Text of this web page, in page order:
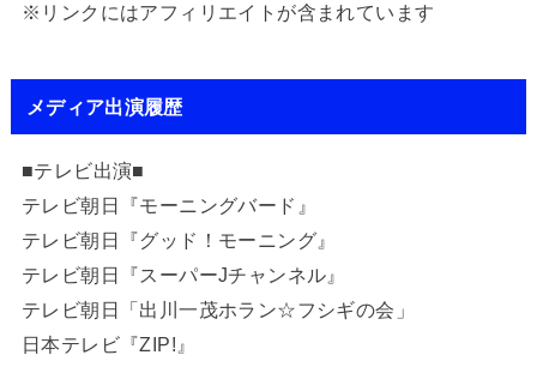
※リンクにはアフィリエイトが含まれています
メディア出演履歴
■テレビ出演■
テレビ朝日『モーニングバード』
テレビ朝日『グッド！モーニング』
テレビ朝日『スーパーJチャンネル』
テレビ朝日「出川一茂ホラン☆フシギの会」
日本テレビ『ZIP!』